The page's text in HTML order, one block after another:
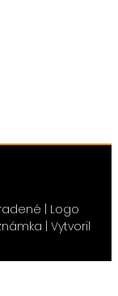
| Logo
| Vytvoril